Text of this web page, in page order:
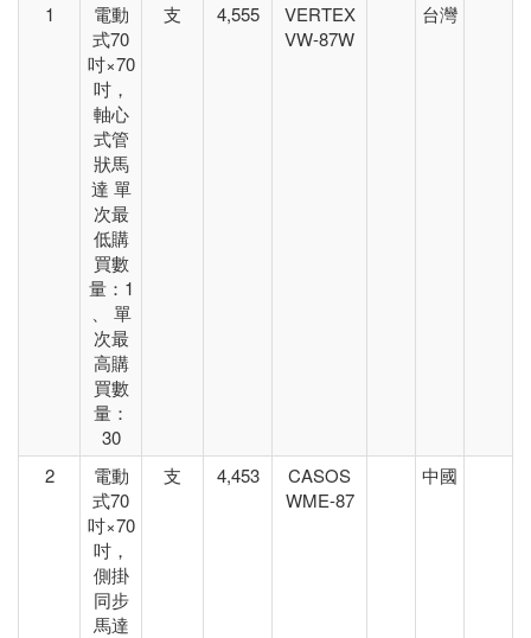
1
電動
式70
吋×70
吋，
軸心
式管
狀馬
達 單
次最
低購
買數
量：1
、 單
次最
高購
買數
量：
30
支 4,555
VERTEX
VW-87W
台灣
2
電動
式70
吋×70
吋，
側掛
同步
馬達
支 4,453
CASOS
WME-87
中國